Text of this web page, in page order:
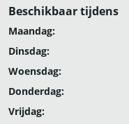
Beschikbaar tijdens
Maandag:
Dinsdag:
Woensdag:
Donderdag:
Vrijdag: